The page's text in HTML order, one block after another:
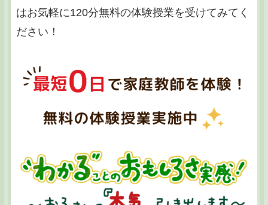
はお気軽に120分無料の体験授業を受けてみてく
ださい！